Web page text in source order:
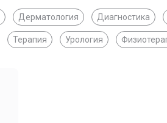
Дерматология Диагностика
Терапия Урология